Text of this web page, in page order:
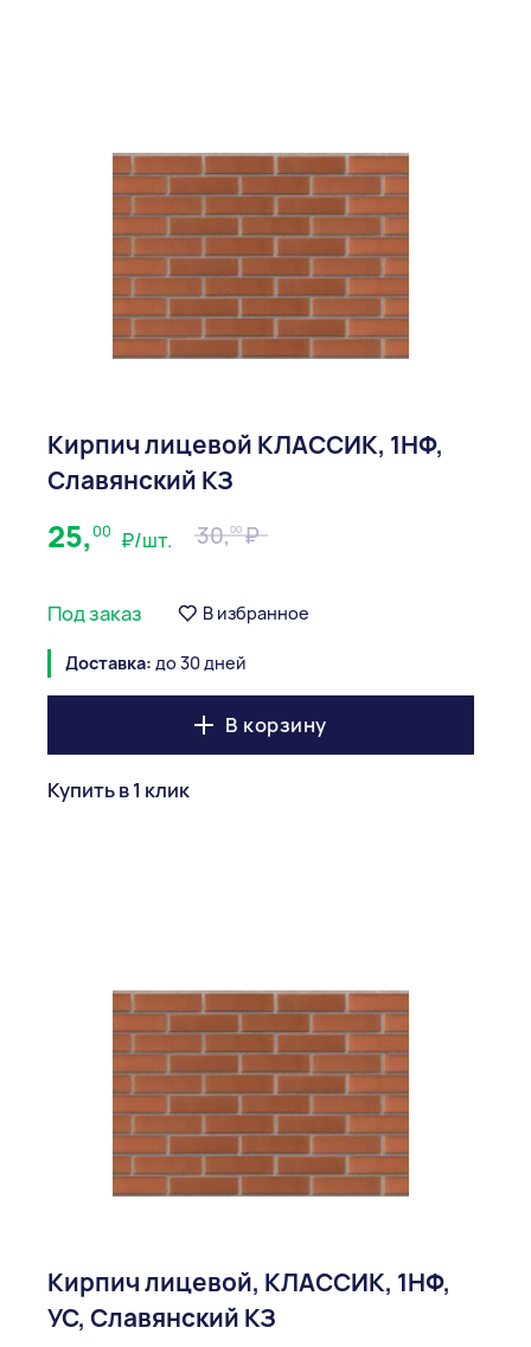
Кирпич лицевой КЛАССИК, 1НФ,
Славянский КЗ
25,00 ₽/шт. 30,00
Под заказ В избранное
Доставка: до 30 дней
В корзину
Купить в 1 клик
Кирпич лицевой, КЛАССИК, 1НФ,
УС, Славянский КЗ